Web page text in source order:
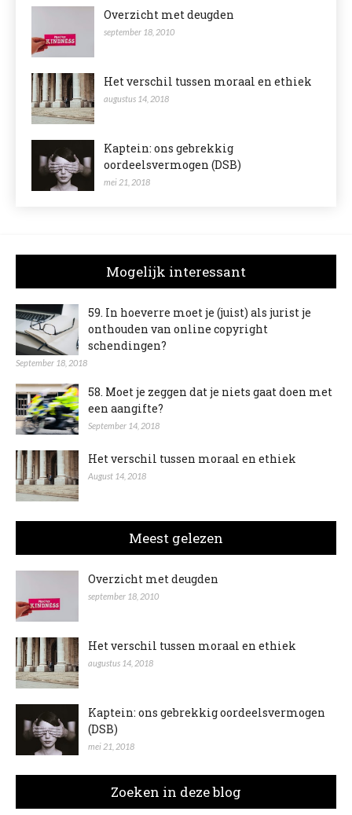
Overzicht met deugden
september 18, 2010
Het verschil tussen moraal en ethiek
augustus 14, 2018
Kaptein: ons gebrekkig
oordeelsvermogen (DSB)
mei 21, 2018
Mogelijk interessant
59. In hoeverre moet je (juist) als jurist je
onthouden van online copyright
schendingen?
September 18, 2018
58. Moet je zeggen dat je niets gaat doen met
een aangifte?
September 14, 2018
Het verschil tussen moraal en ethiek
August 14, 2018
Meest gelezen
Overzicht met deugden
september 18, 2010
Het verschil tussen moraal en ethiek
augustus 14, 2018
Kaptein: ons gebrekkig oordeelsvermogen
(DSB)
mei 21, 2018
Zoeken in deze blog